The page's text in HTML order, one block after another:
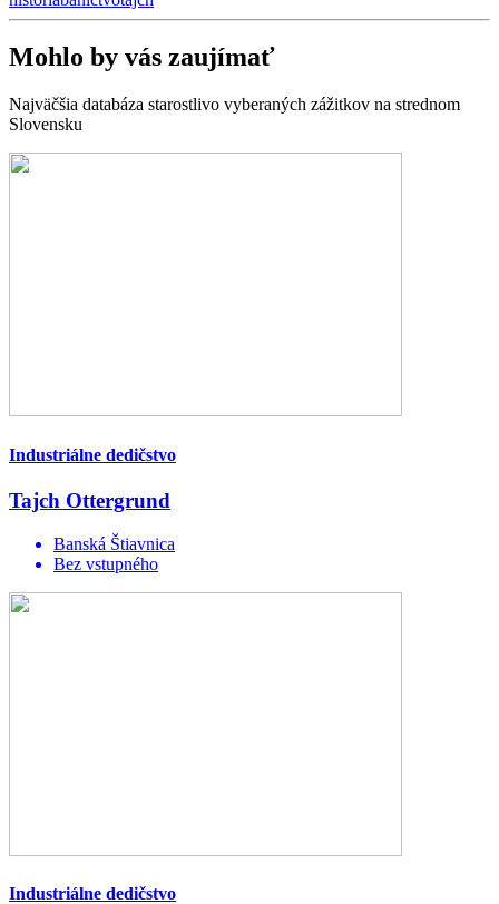
Mohlo by vás zaujímať
Najväčšia databáza starostlivo vyberaných zážitkov na strednom
Slovensku
Industriálne dedičstvo
Tajch Ottergrund
Banská Štiavnica
Bez vstupného
Industriálne dedičstvo